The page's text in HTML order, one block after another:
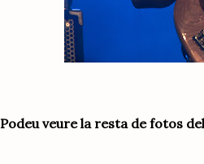
Podeu veure la resta de fotos